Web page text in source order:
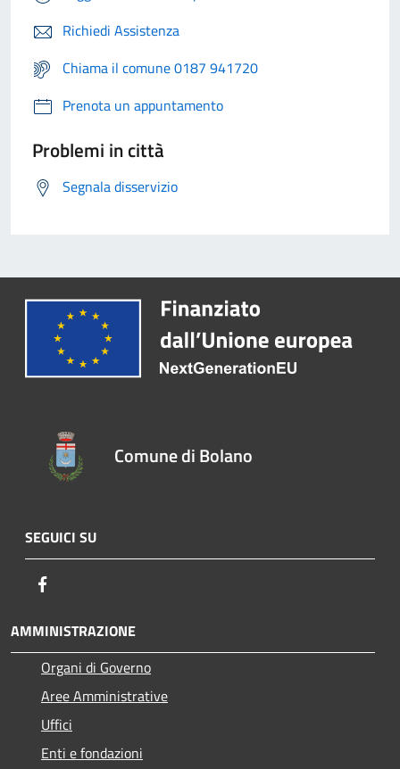
Richiedi Assistenza
Chiama il comune 0187 941720
Prenota un appuntamento
Problemi in città
Segnala disservizio
Comune di Bolano
SEGUICI SU
AMMINISTRAZIONE
Organi di Governo
Aree Amministrative
Uffici
Enti e fondazioni